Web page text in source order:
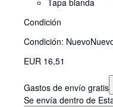
Tapa blanda
Condición
Condición: Nuevo
EUR 16,51
Gastos de envío gratis
Se envía dentro de